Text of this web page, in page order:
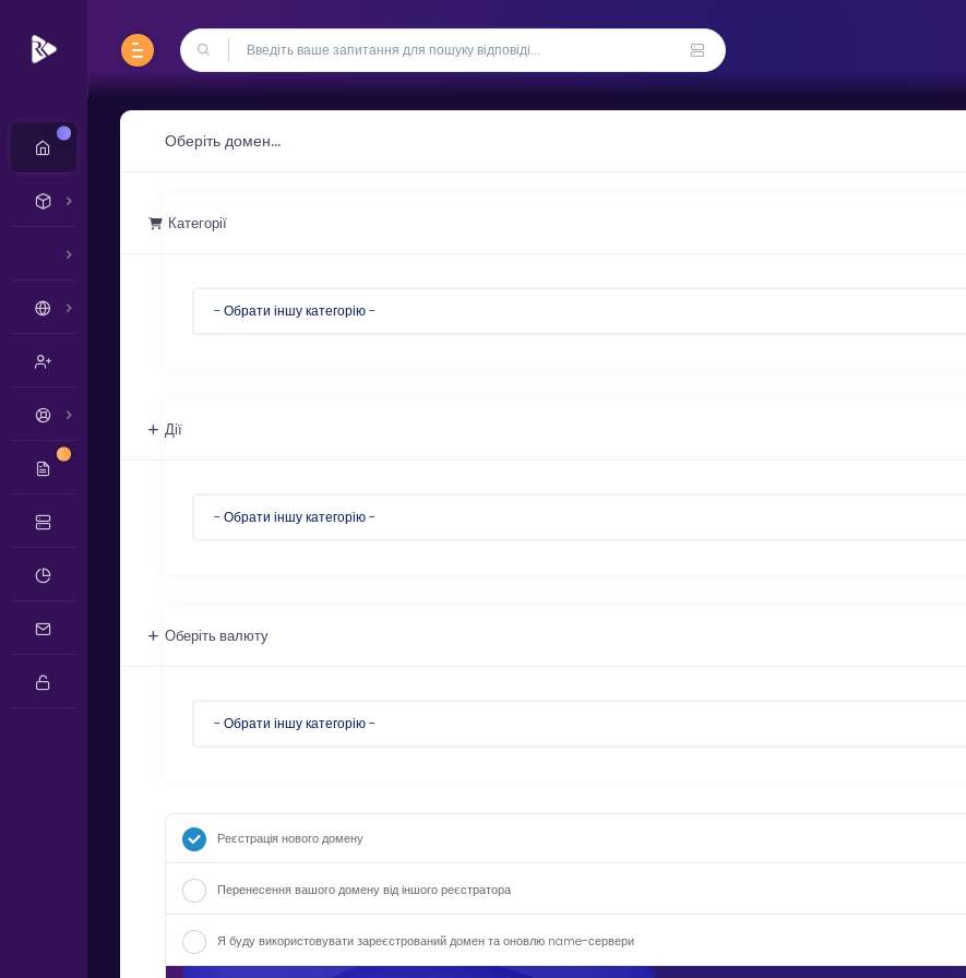
Нові
Нові
Оберіть домен...
Категорії
Дії
Оберіть валюту
Реєстрація нового домену
Перенесення вашого домену від іншого реєстратора
Я буду використовувати зареєстрований домен та оновлю name-сервери